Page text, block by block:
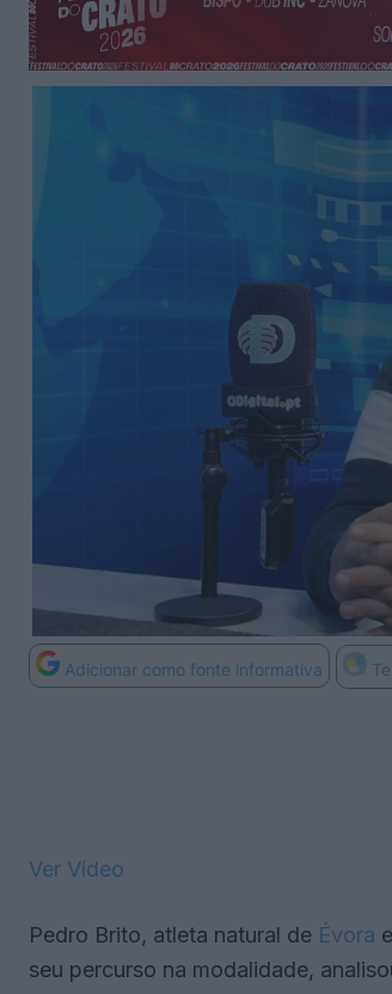
Adicionar como fonte informativa
Ver Vídeo
Pedro Brito, atleta natural de Évora
seu percurso na modalidade,